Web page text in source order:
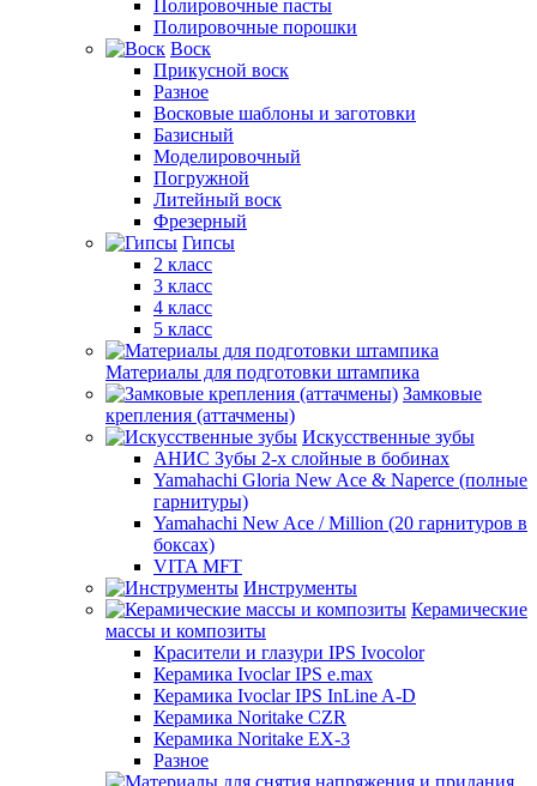
Полировочные пасты
Полировочные порошки
Воск
Прикусной воск
Разное
Восковые шаблоны и заготовки
Базисный
Моделировочный
Погружной
Литейный воск
Фрезерный
Гипсы
2 класс
3 класс
4 класс
5 класс
Материалы для подготовки штампика
Замковые
крепления (аттачмены)
Искусственные зубы
АНИС Зубы 2-х слойные в бобинах
Yamahachi Gloria New Ace & Naperce (полные
гарнитуры)
Yamahachi New Ace / Million (20 гарнитуров в
боксах)
VITA MFT
Инструменты
Керамические
массы и композиты
Красители и глазури IPS Ivocolor
Керамика Ivoclar IPS e.max
Керамика Ivoclar IPS InLine A-D
Керамика Noritake CZR
Керамика Noritake EX-3
Разное